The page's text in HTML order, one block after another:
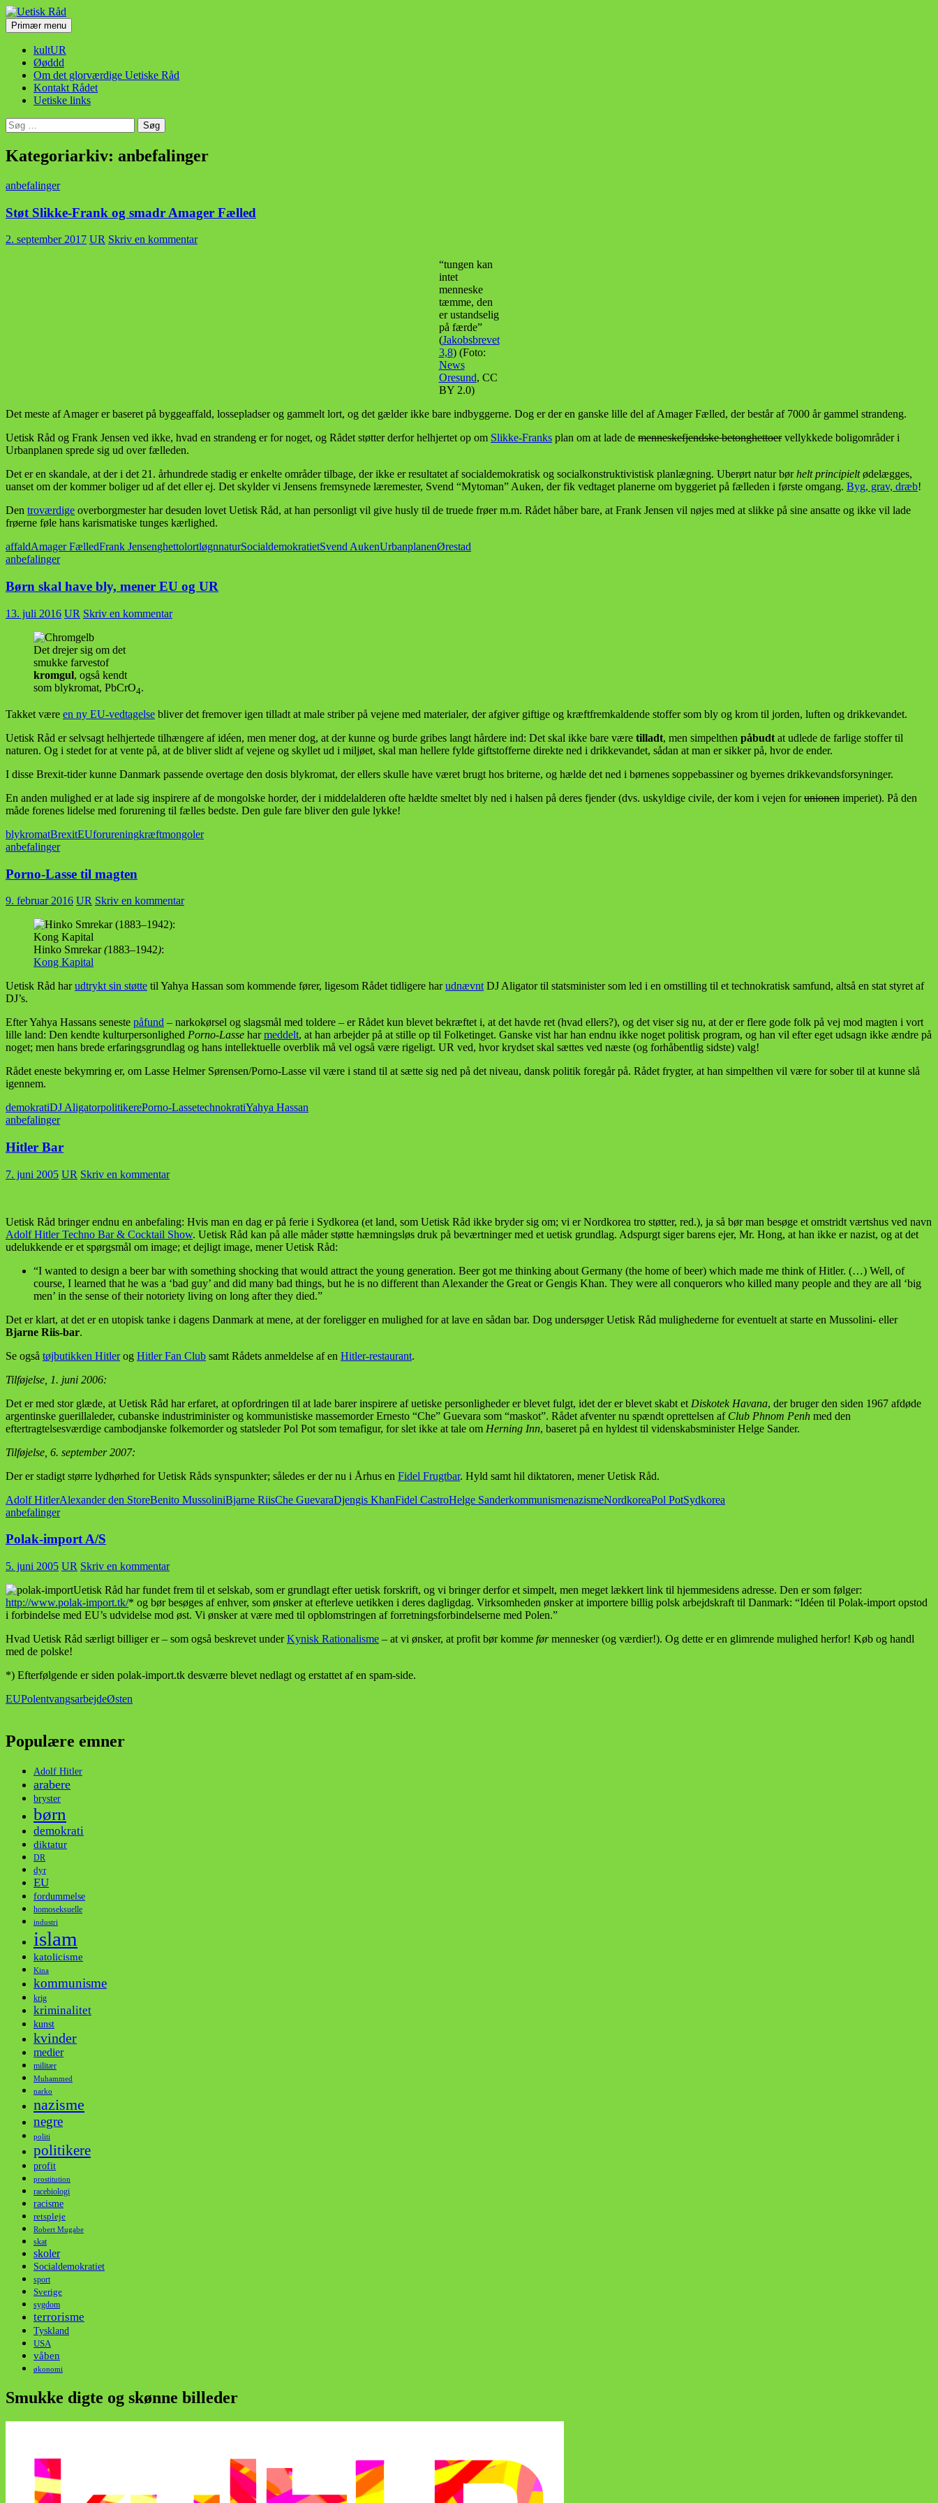
Hop
til
indhold
Uetisk Råd
SøgPrimær menu
kultUR
Øøddd
Om det glorværdige Uetiske Råd
Kontakt Rådet
Uetiske links
Søg
efter:
Kategoriarkiv: anbefalinger
anbefalinger
Støt Slikke-Frank og smadr Amager Fælled
2. september 2017 UR Skriv en kommentar
“tungen kan
intet
menneske
tæmme, den
er ustandselig
på færde”
(Jakobsbrevet
3,8) (Foto:
News
Oresund, CC
BY 2.0)
Det meste af Amager er baseret på byggeaffald, lossepladser og gammelt lort, og det gælder ikke bare indbyggerne. Dog er der en ganske lille del af Amager Fælled, der består af 7000 år gammel strandeng.
Uetisk Råd og Frank Jensen ved ikke, hvad en strandeng er for noget, og Rådet støtter derfor helhjertet op om Slikke-Franks plan om at lade de menneskefjendske betonghettoervellykkede boligområder i
Urbanplanen sprede sig ud over fælleden.
Det er en skandale, at der i det 21. århundrede stadig er enkelte områder tilbage, der ikke er resultatet af socialdemokratisk og socialkonstruktivistisk planlægning. Uberørt natur børhelt principieltødelægges,
uanset om der kommer boliger ud af det eller ej. Det skylder vi Jensens fremsynede læremester, Svend “Mytoman” Auken, der fik vedtaget planerne om byggeriet på fælleden i første omgang. Byg, grav, dræb!
Den troværdige overborgmester har desuden lovet Uetisk Råd, at han personligt vil give husly til de truede frøer m.m. Rådet håber bare, at Frank Jensen vil nøjes med at slikke på sine ansatte og ikke vil lade
frøerne føle hans karismatiske tunges kærlighed.
affaldAmager FælledFrank JensenghettolortløgnnaturSocialdemokratietSvend AukenUrbanplanenØrestad
anbefalinger
Børn skal have bly, mener EU og UR
13. juli 2016 UR Skriv en kommentar
Det drejer sig om det
smukke farvestof
kromgul, også kendt
som blykromat, PbCrO4.
Takket være en ny EU-vedtagelse bliver det fremover igen tilladt at male striber på vejene med materialer, der afgiver giftige og kræftfremkaldende stoffer som bly og krom til jorden, luften og drikkevandet.
Uetisk Råd er selvsagt helhjertede tilhængere af idéen, men mener dog, at der kunne og burde gribes langt hårdere ind: Det skal ikke bare være tilladt, men simpelthen påbudt at udlede de farlige stoffer til
naturen. Og i stedet for at vente på, at de bliver slidt af vejene og skyllet ud i miljøet, skal man hellere fylde giftstofferne direkte ned i drikkevandet, sådan at man er sikker på, hvor de ender.
I disse Brexit-tider kunne Danmark passende overtage den dosis blykromat, der ellers skulle have været brugt hos briterne, og hælde det ned i børnenes soppebassiner og byernes drikkevandsforsyninger.
En anden mulighed er at lade sig inspirere af de mongolske horder, der i middelalderen ofte hældte smeltet bly ned i halsen på deres fjender (dvs. uskyldige civile, der kom i vejen forunionen imperiet). På den
måde forenes lidelse med forurening til fælles bedste. Den gule fare bliver den gule lykke!
blykromatBrexitEUforureningkræftmongoler
anbefalinger
Porno-Lasse til magten
9. februar 2016 UR Skriv en kommentar
Hinko Smrekar(1883–1942):
Kong Kapital
Uetisk Råd harudtrykt sin støtte til Yahya Hassan som kommende fører, ligesom Rådet tidligere harudnævnt DJ Aligator til statsminister som led i en omstilling til et technokratisk samfund, altså en stat styret af
DJ’s.
Efter Yahya Hassans seneste påfund – narkokørsel og slagsmål med toldere – er Rådet kun blevet bekræftet i, at det havde ret (hvad ellers?), og det viser sig nu, at der er flere gode folk på vej mod magten i vort
lille land: Den kendte kulturpersonlighed Porno-Lasse harmeddelt, at han arbejder på at stille op til Folketinget. Ganske vist har han endnu ikke noget politisk program, og han vil efter eget udsagn ikke ændre på
noget; men hans brede erfaringsgrundlag og hans intellektuelle overblik må vel også være rigeligt. UR ved, hvor krydset skal sættes ved næste (og forhåbentlig sidste) valg!
Rådet eneste bekymring er, om Lasse Helmer Sørensen/Porno-Lasse vil være i stand til at sætte sig ned på det niveau, dansk politik foregår på. Rådet frygter, at han simpelthen vil være for sober til at kunne slå
igennem.
demokratiDJ AligatorpolitikerePorno-LassetechnokratiYahya Hassan
anbefalinger
Hitler Bar
7. juni 2005 UR Skriv en kommentar
Uetisk Råd bringer endnu en anbefaling: Hvis man en dag er på ferie i Sydkorea (et land, som Uetisk Råd ikke bryder sig om; vi er Nordkorea tro støtter, red.), ja så bør man besøge et omstridt værtshus ved navn
Adolf Hitler Techno Bar & Cocktail Show. Uetisk Råd kan på alle måder støtte hæmningsløs druk på beværtninger med et uetisk grundlag. Adspurgt siger barens ejer, Mr. Hong, at han ikke er nazist, og at det
udelukkende er et spørgsmål om image; et dejligt image, mener Uetisk Råd:
“I wanted to design a beer bar with something shocking that would attract the young generation. Beer got me thinking about Germany (the home of beer) which made me think of Hitler. (…) Well, of
course, I learned that he was a ‘bad guy’ and did many bad things, but he is no different than Alexander the Great or Gengis Khan. They were all conquerors who killed many people and they are all ‘big
men’ in the sense of their notoriety living on long after they died.”
Det er klart, at det er en utopisk tanke i dagens Danmark at mene, at der foreligger en mulighed for at lave en sådan bar. Dog undersøger Uetisk Råd mulighederne for eventuelt at starte en Mussolini- eller
Bjarne Riis-bar.
Se også tøjbutikken Hitlerog Hitler Fan Club samt Rådets anmeldelse af en Hitler-restaurant.
Tilføjelse, 1. juni 2006:
Det er med stor glæde, at Uetisk Råd har erfaret, at opfordringen til at lade barer inspirere af uetiske personligheder er blevet fulgt, idet der er blevet skabt et Diskotek Havana, der bruger den siden 1967 afdøde
argentinske guerillaleder, cubanske industriminister og kommunistiske massemorder Ernesto “Che” Guevara som “maskot”. Rådet afventer nu spændt oprettelsen af Club Phnom Penh med den
eftertragtelsesværdige cambodjanske folkemorder og statsleder Pol Pot som temafigur, for slet ikke at tale om Herning Inn, baseret på en hyldest til videnskabsminister Helge Sander.
Tilføjelse, 6. september 2007:
Der er stadigt større lydhørhed for Uetisk Råds synspunkter; således er der nu i Århus en Fidel Frugtbar. Hyld samt hil diktatoren, mener Uetisk Råd.
Adolf HitlerAlexander den StoreBenito MussoliniBjarne RiisChe GuevaraDjengis KhanFidel CastroHelge SanderkommunismenazismeNordkoreaPol PotSydkorea
anbefalinger
Polak-import A/S
5. juni 2005 UR Skriv en kommentar
Uetisk Råd har fundet frem til et selskab, som er grundlagt efter uetisk forskrift, og vi bringer derfor et simpelt, men meget lækkert link til hjemmesidens adresse. Den er som følger:
http://www.polak-import.tk/* og bør besøges af enhver, som ønsker at efterleve uetikken i deres dagligdag. Virksomheden ønsker at importere billig polsk arbejdskraft til Danmark: “Idéen til Polak-import opstod
i forbindelse med EU’s udvidelse mod øst. Vi ønsker at være med til opblomstringen af forretningsforbindelserne med Polen.”
Hvad Uetisk Råd særligt billiger er – som også beskrevet underKynisk Rationalisme – at vi ønsker, at profit bør komme førmennesker (og værdier!). Og dette er en glimrende mulighed herfor! Køb og handl
med de polske!
*) Efterfølgende er siden polak-import.tk desværre blevet nedlagt og erstattet af en spam-side.
EUPolentvangsarbejdeØsten
Populære emner
Adolf Hitler
arabere
bryster
børn
demokrati
diktatur
DR
dyr
EU
fordummelse
homoseksuelle
industri
islam
katolicisme
Kina
kommunisme
krig
kriminalitet
kunst
kvinder
medier
militær
Muhammed
narko
nazisme
negre
politi
politikere
profit
prostitution
racebiologi
racisme
retspleje
Robert Mugabe
skat
skoler
Socialdemokratiet
sport
Sverige
sygdom
terrorisme
Tyskland
USA
våben
økonomi
Smukke digte og skønne billeder